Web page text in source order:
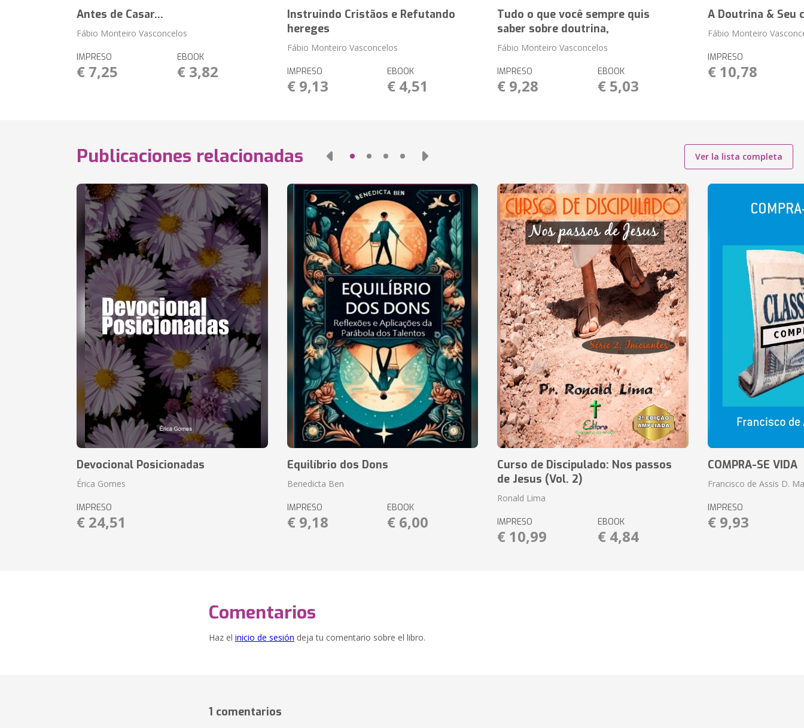
Antes de Casar...
Fábio Monteiro Vasconcelos
IMPRESO
€ 7,25
EBOOK
€ 3,82
Instruindo Cristãos e Refutando
hereges
Fábio Monteiro Vasconcelos
IMPRESO
€ 9,13
EBOOK
€ 4,51
Tudo o que você sempre quis
saber sobre doutrina,
Fábio Monteiro Vasconcelos
IMPRESO
€ 9,28
EBOOK
€ 5,03
A Doutrina & Seu
Fábio Monteiro
IMPRESO
€ 10,78
Publicaciones relacionadas Ver la lista completa
Devocional Posicionadas
Érica Gomes
IMPRESO
€ 24,51
Equilíbrio dos Dons
Benedicta Ben
IMPRESO
€ 9,18
EBOOK
€ 6,00
Curso de Discipulado: Nos passos
de Jesus (Vol. 2)
Ronald Lima
IMPRESO
€ 10,99
EBOOK
€ 4,84
COMPRA-SE VIDA
Francisco de Assis D.
IMPRESO
€ 9,93
Comentarios
Haz el inicio de sesión deja tu comentario sobre el libro.
1 comentarios